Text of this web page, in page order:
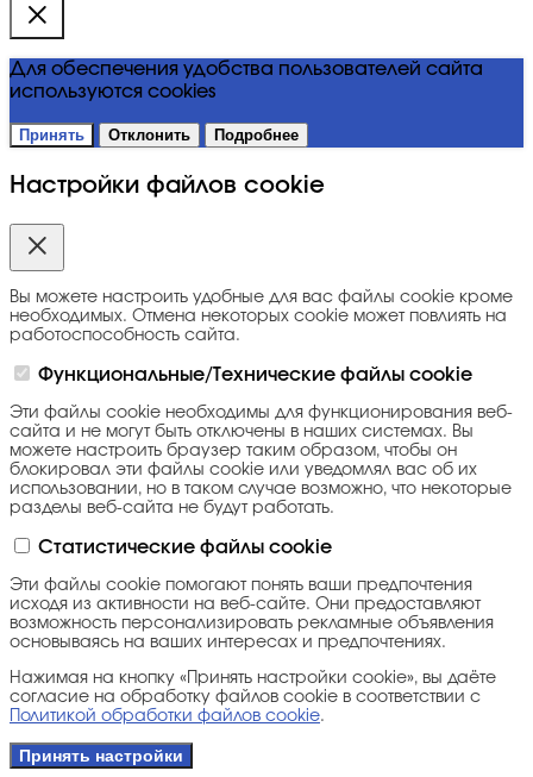
Для обеспечения удобства пользователей сайта
используются cookies
Принять Отклонить Подробнее
Настройки файлов cookie
Вы можете настроить удобные для вас файлы cookie кроме
необходимых. Отмена некоторых cookie может повлиять на
работоспособность сайта.
Функциональные/Технические файлы cookie
Эти файлы cookie необходимы для функционирования веб-
сайта и не могут быть отключены в наших системах. Вы
можете настроить браузер таким образом, чтобы он
блокировал эти файлы cookie или уведомлял вас об их
использовании, но в таком случае возможно, что некоторые
разделы веб-сайта не будут работать.
Статистические файлы cookie
Эти файлы cookie помогают понять ваши предпочтения
исходя из активности на веб-сайте. Они предоставляют
возможность персонализировать рекламные объявления
основываясь на ваших интересах и предпочтениях.
Нажимая на кнопку «Принять настройки cookie», вы даёте
согласие на обработку файлов cookie в соответствии с
Политикой обработки файлов cookie.
Принять настройки